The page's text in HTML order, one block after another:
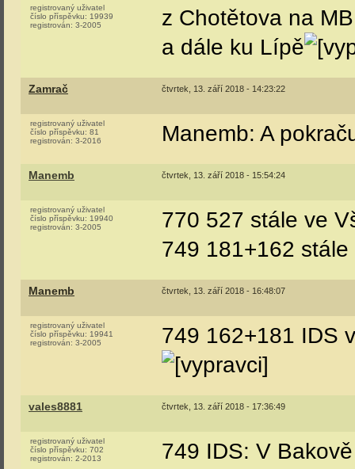
registrovaný uživatel
číslo příspěvku: 19939
registrován: 3-2005
z Chotětova na
a dále ku Lípě
Zamrač čtvrtek, 13. září 2018 - 14:23:22
registrovaný uživatel
číslo příspěvku: 81
registrován: 3-2016 Manemb: A
Manemb čtvrtek, 13. září 2018 - 15:54:24
registrovaný uživatel
číslo příspěvku: 19940
registrován: 3-2005
770 527 stále ve
749 181+162
Manemb čtvrtek, 13. září 2018 - 16:48:07
registrovaný uživatel
číslo příspěvku: 19941
registrován: 3-2005 749 162+181 IDS
vales8881 čtvrtek, 13. září 2018 - 17:36:49
registrovaný uživatel
číslo příspěvku: 702
registrován: 2-2013
749 IDS: V